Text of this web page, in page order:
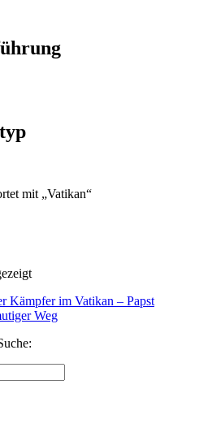
mit „Vatikan“
Kämpfer im Vatikan – Papst
Weg